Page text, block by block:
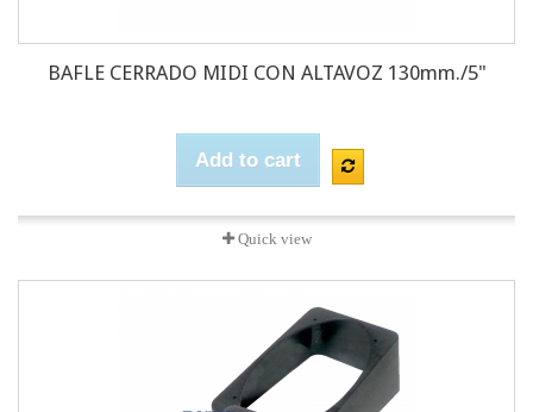
BAFLE CERRADO MIDI CON ALTAVOZ 130mm./5"
Add to cart
Quick view